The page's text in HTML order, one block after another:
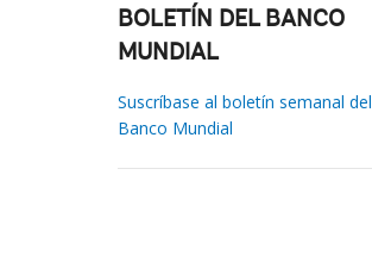
BOLETÍN DEL BANCO
MUNDIAL
Suscríbase al boletín semanal del
Banco Mundial